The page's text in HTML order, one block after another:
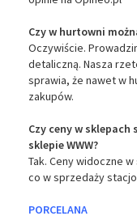
Czy w hurtowni
Oczywiście.
detaliczną. Nasza
sprawia, że nawet w
zakupów.
Czy ceny w
sklepie WWW?
Tak. Ceny widoczne
co w sprzedaży
PORCELANA